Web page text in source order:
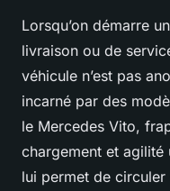
Lorsqu’on démarre
livraison ou de
véhicule n’est pas
incarné par des
le Mercedes Vito,
chargement et
lui permet de